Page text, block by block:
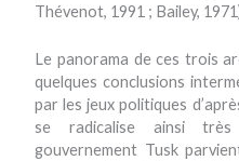
Thévenot, 1991 ; Bailey,
Le panorama de ces trois
quelques conclusions
par les jeux politiques
se radicalise ainsi
gouvernement Tusk